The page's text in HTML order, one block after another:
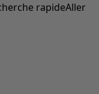
rapideAller